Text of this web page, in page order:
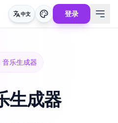
中文 登录
音乐生成器
生成器